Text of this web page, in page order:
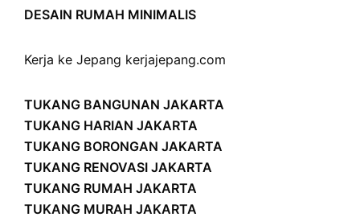
DESAIN RUMAH MINIMALIS
Kerja ke Jepang kerjajepang.com
TUKANG BANGUNAN JAKARTA
TUKANG HARIAN JAKARTA
TUKANG BORONGAN JAKARTA
TUKANG RENOVASI JAKARTA
TUKANG RUMAH JAKARTA
TUKANG MURAH JAKARTA